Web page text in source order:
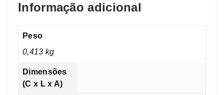
Informação adicional
Peso
0,413 kg
Dimensões
(C x L x A)